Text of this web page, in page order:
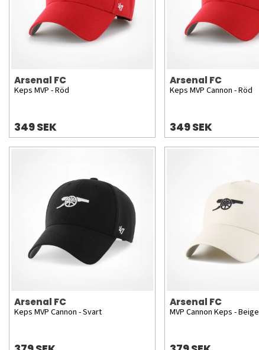
Arsenal FC
Keps MVP - Röd
349 SEK
Arsenal FC
Keps MVP Cannon - Röd
349 SEK
Arsenal FC
Keps MVP Cannon - Svart
Arsenal FC
MVP Cannon Keps - Beige